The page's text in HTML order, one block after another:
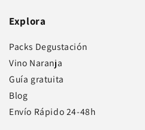
Explora
Packs Degustación
Vino Naranja
Guía gratuita
Blog
Envío Rápido 24-48h